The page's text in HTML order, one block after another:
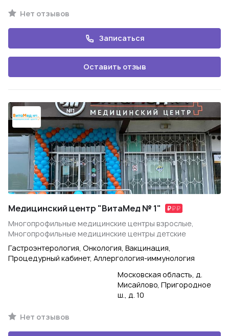
Нет отзывов
Записаться
Оставить отзыв
Медицинский центр "ВитаМед № 1"
Многопрофильные медицинские центры взрослые,
Многопрофильные медицинские центры детские
Гастроэнтерология, Онкология, Вакцинация,
Процедурный кабинет, Аллергология-иммунология
Московская область, д.
Мисайлово, Пригородное
ш., д. 10
Нет отзывов